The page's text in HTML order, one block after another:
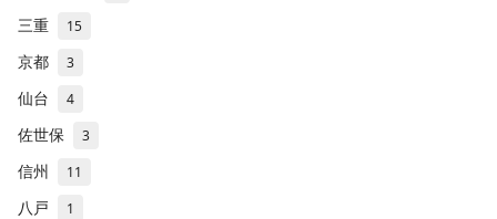
三重 15
京都 3
仙台 4
佐世保 3
信州 11
八戸 1